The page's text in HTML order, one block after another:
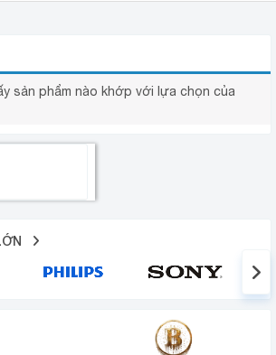
sản phẩm nào khớp với lựa chọn của